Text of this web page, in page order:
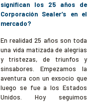
significan los 25 años de
Corporación Sealer’s en el
mercado?
En realidad 25 años son toda
una vida matizada de alegrías
y tristezas, de triunfos y
sinsabores. Empezamos la
aventura con un exsocio que
luego se fue a los Estados
Unidos. Hoy seguimos